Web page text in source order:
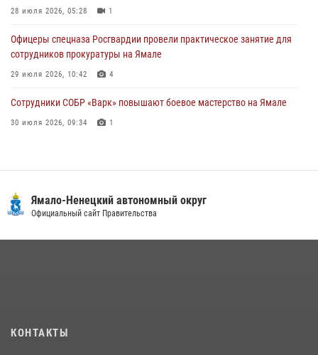
29 июля 2026, 10:42 4
28 июля 2026, 05:28 1
Офицеры спецназа Росгвардии провели практическое занятие для
сотрудников прокуратуры на Ямале
29 июля 2026, 10:42 4
Сотрудники СОБР «Варк» повышают боевое мастерство на Ямале
30 июля 2026, 09:34 1
18 июля 2026, 09:36 3
«Росгвардия. Вехи истории»: войска правопорядка на охране
стратегических объектов поверженной Германии (видео)
Ямало-Ненецкий автономный округ
Официальный сайт Правительства
КОНТАКТЫ